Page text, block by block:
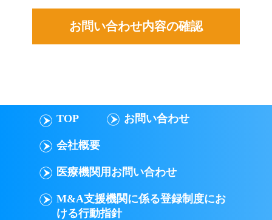
TOP お問い合わせ
会社概要
医療機関用お問い合わせ
M&A支援機関に係る登録制度にお
ける行動指針